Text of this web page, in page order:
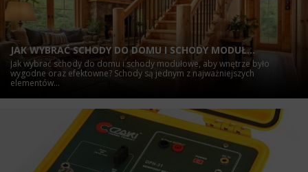
JAK WYBRAĆ SCHODY DO DOMU I SCHODY MODUŁ...
Jak wybrać schody do domu i schody modułowe, aby wnętrze było
wygodne oraz efektowne? Schody są jednym z najważniejszych
elementów...